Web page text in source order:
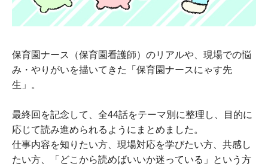
保育園ナース（保育園看護師）のリアルや、現場での悩
み・やりがいを描いてきた「保育園ナースにゃす先
生」。
最終回を記念して、全44話をテーマ別に整理し、目的に
応じて読み進められるようにまとめました。
仕事内容を知りたい方、現場対応を学びたい方、共感し
たい方、「どこから読めばいいか迷っている」という方